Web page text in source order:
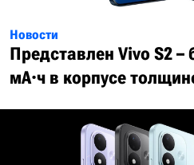
Новости
Представлен Vivo S2 –
мА·ч в корпусе